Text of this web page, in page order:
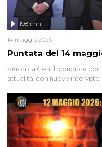
Puntata del 14
198 min
14 maggio 2026
Veronica Gentili conduce
attualita' con nuove interviste